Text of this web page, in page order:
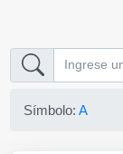
Símbolo:A